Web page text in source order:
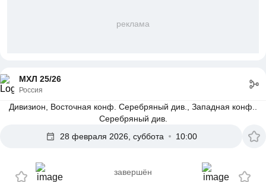
реклама
МХЛ 25/26
Россия
Дивизион, Восточная конф. Серебряный див., Западная конф..
Серебряный див.
28 февраля 2026, суббота
10:00
завершён